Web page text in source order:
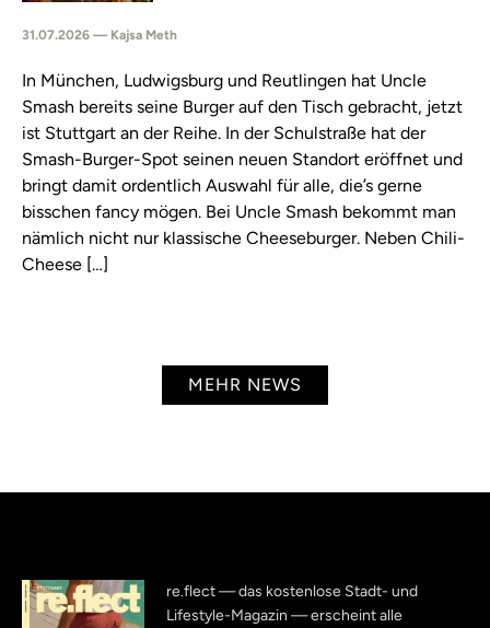
31.07.2026 — Kajsa Meth
In München, Ludwigsburg und Reutlingen hat Uncle
Smash bereits seine Burger auf den Tisch gebracht, jetzt
ist Stuttgart an der Reihe. In der Schulstraße hat der
Smash-Burger-Spot seinen neuen Standort eröffnet und
bringt damit ordentlich Auswahl für alle, die’s gerne
bisschen fancy mögen. Bei Uncle Smash bekommt man
nämlich nicht nur klassische Cheeseburger. Neben Chili-
Cheese […]
MEHR NEWS
re.flect — das kostenlose Stadt- und
Lifestyle-Magazin — erscheint alle